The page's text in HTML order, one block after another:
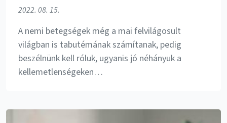
2022. 08. 15.
A nemi betegségek még a mai felvilágosult
világban is tabutémának számítanak, pedig
beszélnünk kell róluk, ugyanis jó néhányuk a
kellemetlenségeken…